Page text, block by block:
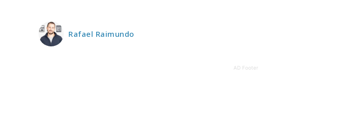
Rafael Raimundo
AD Footer